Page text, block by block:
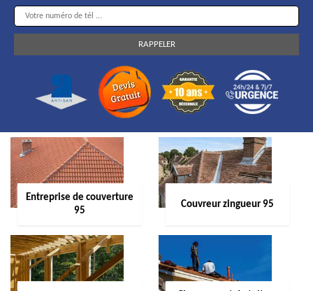
Entreprise de couverture
95
Couvreur zingueur 95